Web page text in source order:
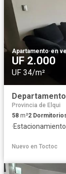
Apartamento·en
UF 2.000
UF 34/m²
Provincia de Elqui
58 m²2
·Estacionamiento
Nuevo en Toctoc